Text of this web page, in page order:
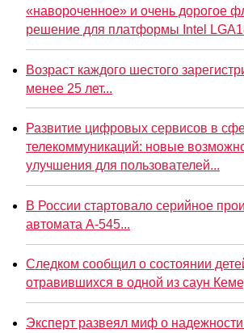
«навороченное» и очень дорогое
решение для платформы Intel
Возраст каждого шестого
менее 25 лет...
Развитие цифровых сервисов в
телекоммуникаций: новые
улучшения для пользователей...
В России стартовало серийное
автомата А-545...
Следком сообщил о состоянии
отравившихся в одной из саун
Эксперт развеял миф о